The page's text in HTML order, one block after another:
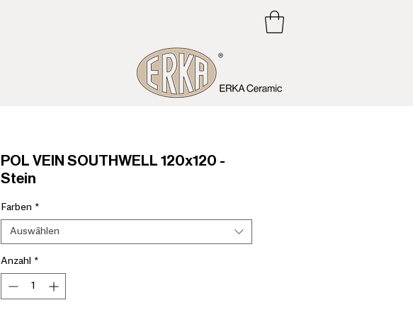
POL VEIN SOUTHWELL 120x120 -
Stein
Farben *
Auswählen
Anzahl *